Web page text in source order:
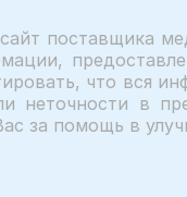
поставщика
что вся
неточности в
за помощь в